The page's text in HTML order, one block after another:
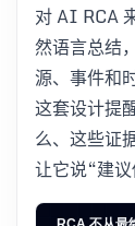
对 AI RCA
然语言总结
源、事件和
这套设计提
么、这些证
让它说“建议